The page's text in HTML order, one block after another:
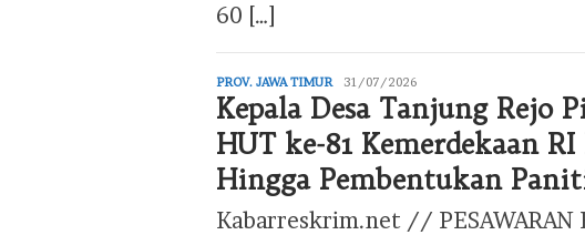
60 […]
PROV. JAWA TIMUR editor
31/07/2026
Kepala Desa Tanjung Rejo
HUT ke-81 Kemerdekaan
Hingga Pembentukan
Kabarreskrim.net // PESAWARAN